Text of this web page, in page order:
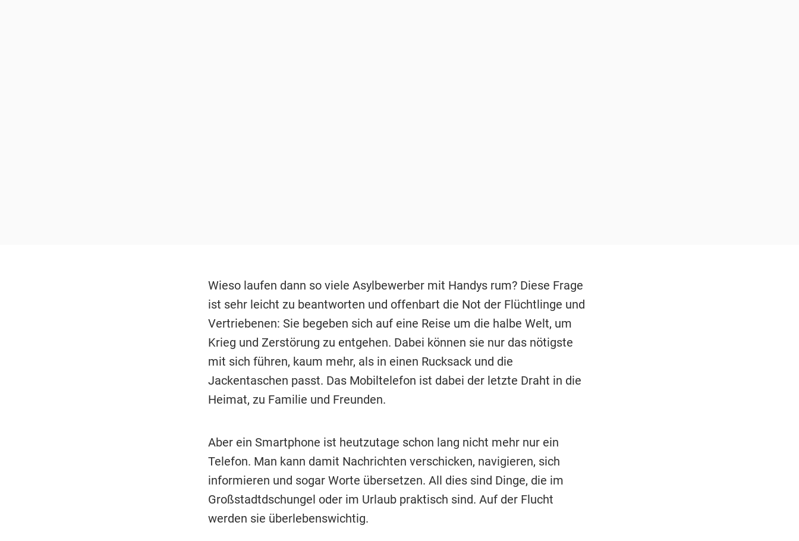
Wieso laufen dann so viele Asylbewerber mit Handys rum? Diese Frage
ist sehr leicht zu beantworten und offenbart die Not der Flüchtlinge und
Vertriebenen: Sie begeben sich auf eine Reise um die halbe Welt, um
Krieg und Zerstörung zu entgehen. Dabei können sie nur das nötigste
mit sich führen, kaum mehr, als in einen Rucksack und die
Jackentaschen passt. Das Mobiltelefon ist dabei der letzte Draht in die
Heimat, zu Familie und Freunden.
Aber ein Smartphone ist heutzutage schon lang nicht mehr nur ein
Telefon. Man kann damit Nachrichten verschicken, navigieren, sich
informieren und sogar Worte übersetzen. All dies sind Dinge, die im
Großstadtdschungel oder im Urlaub praktisch sind. Auf der Flucht
werden sie überlebenswichtig.